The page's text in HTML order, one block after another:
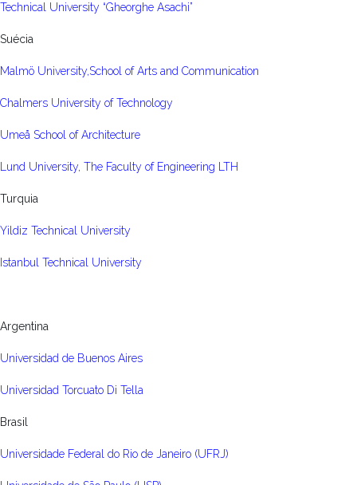
Technical University “Gheorghe Asachi”
Suécia
Malmö University,School of Arts and Communication
Chalmers University of Technology
Umeå School of Architecture
Lund University, The Faculty of Engineering LTH
Turquia
Yildiz Technical University
Istanbul Technical University
Argentina
Universidad de Buenos Aires
Universidad Torcuato Di Tella
Brasil
Universidade Federal do Rio de Janeiro (UFRJ)